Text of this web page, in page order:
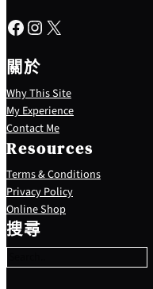
Facebook Instagram X
關於
Why This Site
My Experience
Contact Me
Resources
Terms & Conditions
Privacy Policy
Online Shop
搜尋
S
e
a
c